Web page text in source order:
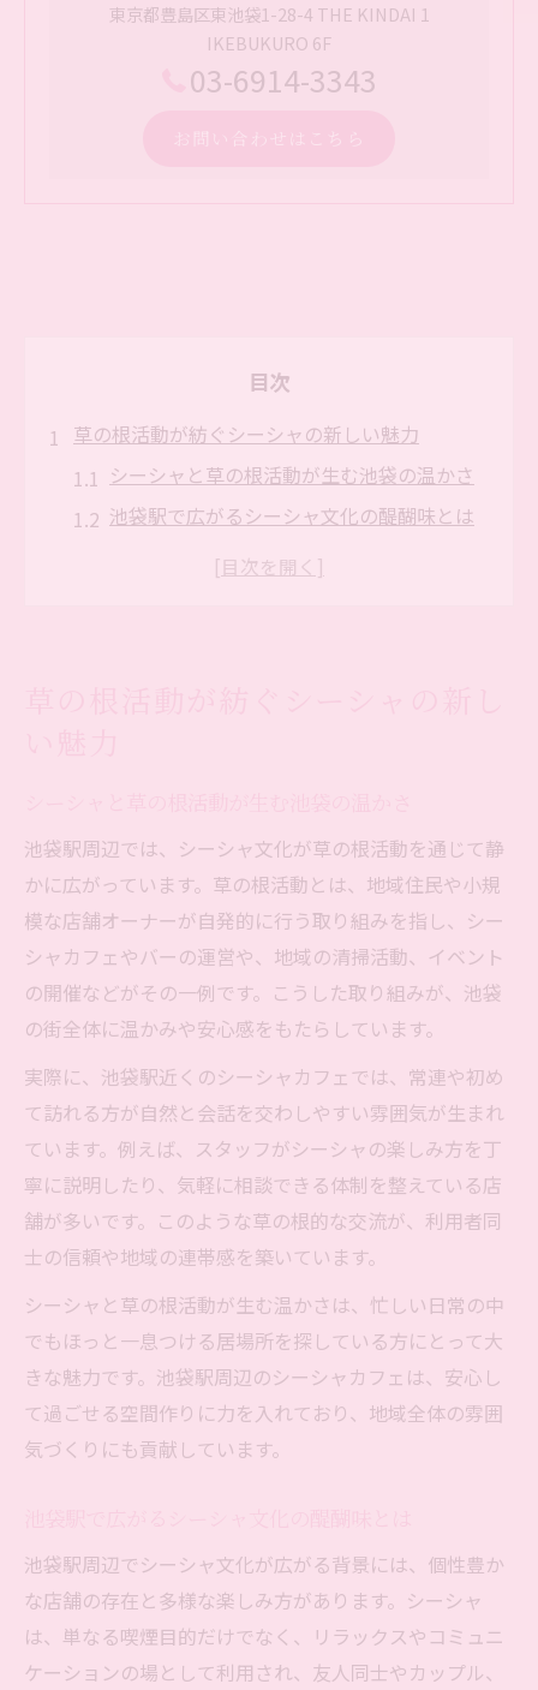
東京都豊島区東池袋1-28-4 THE KINDAI 1
IKEBUKURO 6F
03-6914-3343
お問い合わせはこちら
目次
草の根活動が紡ぐシーシャの新しい魅力
シーシャと草の根活動が生む池袋の温かさ
池袋駅で広がるシーシャ文化の醍醐味とは
草の根活動が支えるシーシャ体験の深み
池袋で感じるシーシャ文化の広がりと安心
感
シーシャ体験が広がる池袋駅周辺の今に注
草の根活動が支える池袋シーシャの魅力発
信
チルな時間を演出する池袋のシーシャ体験
池袋で叶えるシーシャとチルなひとときの
過ごし方
シーシャ体験が生む池袋駅周辺の癒し空間
を探る
池袋駅で楽しむシーシャと草の根活動の融
合体験
心地よいシーシャ空間でチルタイムを池袋
ぎの形
シーシャ初心者も安心の池袋駅近くの楽しみ方
シーシャ初心者が池袋駅で安心して楽しむ
コツ
池袋駅周辺では、シーシャ文化が草の根活動を通じて静
かに広がっています。草の根活動とは、地域住民や小規
模な店舗オーナーが自発的に行う取り組みを指し、シー
シャカフェやバーの運営や、地域の清掃活動、イベント
の開催などがその一例です。こうした取り組みが、池袋
の街全体に温かみや安心感をもたらしています。
実際に、池袋駅近くのシーシャカフェでは、常連や初め
て訪れる方が自然と会話を交わしやすい雰囲気が生まれ
ています。例えば、スタッフがシーシャの楽しみ方を丁
寧に説明したり、気軽に相談できる体制を整えている店
舗が多いです。このような草の根的な交流が、利用者同
士の信頼や地域の連帯感を築いています。
シーシャと草の根活動が生む温かさは、忙しい日常の中
でもほっと一息つける居場所を探している方にとって大
きな魅力です。池袋駅周辺のシーシャカフェは、安心し
て過ごせる空間作りに力を入れており、地域全体の雰囲
気づくりにも貢献しています。
池袋駅周辺でシーシャ文化が広がる背景には、個性豊か
な店舗の存在と多様な楽しみ方があります。シーシャ
は、単なる喫煙目的だけでなく、リラックスやコミュニ
ケーションの場として利用され、友人同士やカップル、